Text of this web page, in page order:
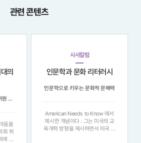
관련 콘텐츠
의
인문정신문화 진흥심의회 위원 6인이 말하는 ‘우리 사회에 인문이 필요한 이유’
음을
회 위
에 인
시사칼럼
인문학과 문화 리터러시
인문학으로 키우는 문화적 문해력
American Needs to Know 에서
제시한 개념이다 . 그는 미국의 교
육개혁 방향을 제시하면서 미국 교